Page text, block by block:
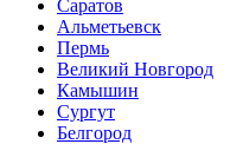
Саратов
Альметьевск
Пермь
Великий Новгород
Камышин
Сургут
Белгород